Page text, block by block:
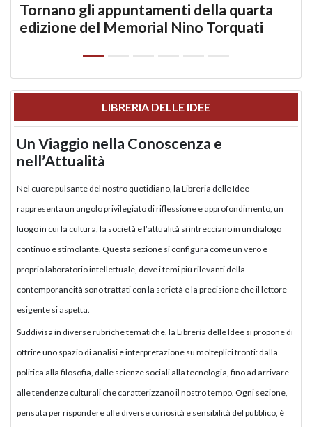
Tornano gli appuntamenti della quarta
edizione del Memorial Nino Torquati
LIBRERIA DELLE IDEE
Un Viaggio nella Conoscenza e
nell’Attualità
Nel cuore pulsante del nostro quotidiano, la Libreria delle Idee
rappresenta un angolo privilegiato di riflessione e approfondimento, un
luogo in cui la cultura, la società e l’attualità si intrecciano in un dialogo
continuo e stimolante. Questa sezione si configura come un vero e
proprio laboratorio intellettuale, dove i temi più rilevanti della
contemporaneità sono trattati con la serietà e la precisione che il lettore
esigente si aspetta.
Suddivisa in diverse rubriche tematiche, la Libreria delle Idee si propone di
offrire uno spazio di analisi e interpretazione su molteplici fronti: dalla
politica alla filosofia, dalle scienze sociali alla tecnologia, fino ad arrivare
alle tendenze culturali che caratterizzano il nostro tempo. Ogni sezione,
pensata per rispondere alle diverse curiosità e sensibilità del pubblico, è